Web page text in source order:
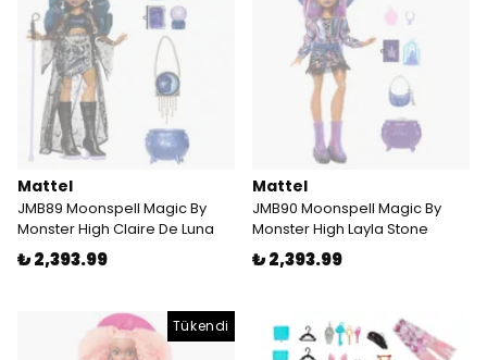
Mattel
JMB89 Moonspell Magic By
Monster High Claire De Luna
₺ 2,393.99
Mattel
JMB90 Moonspell Magic By
Monster High Layla Stone
₺ 2,393.99
Tükendi